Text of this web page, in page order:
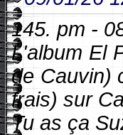
145. pm -
L'album El
de Cauvin)
frais) sur
Tu as ça